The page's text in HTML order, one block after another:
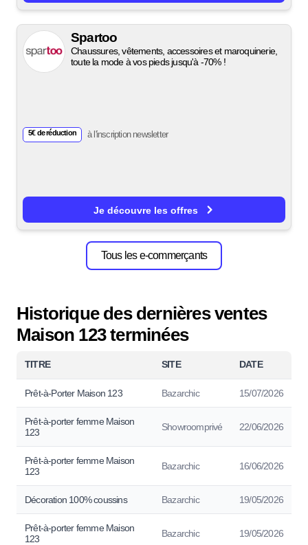
Spartoo
Chaussures, vêtements, accessoires et maroquinerie,
toute la mode à vos pieds jusqu'à -70% !
5€ de réduction à l'inscription newsletter
Je découvre les offres
Tous les e-commerçants
Historique des dernières ventes
Maison 123 terminées
TITRE SITE DATE
Prêt-à-Porter Maison 123 Bazarchic 15/07/2026
Prêt-à-porter femme Maison
123
Showroomprivé 22/06/2026
Prêt-à-porter femme Maison
123
Bazarchic 16/06/2026
Décoration 100% coussins Bazarchic 19/05/2026
Prêt-à-porter femme Maison
123
Bazarchic 19/05/2026